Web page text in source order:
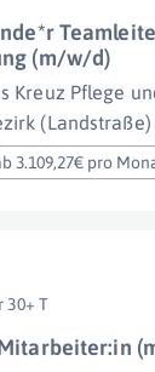
(m/w/d)
Kreuz Pflege
(Landstraße)
3.109,27€ pro
30+ T